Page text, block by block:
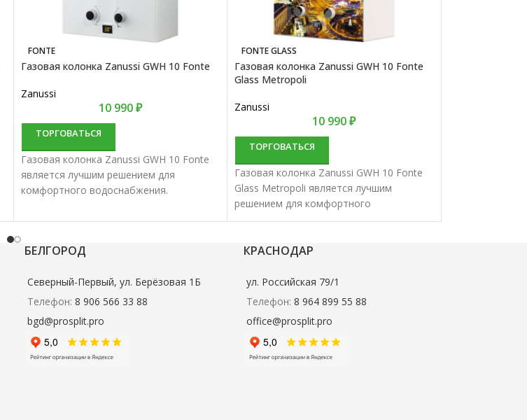
FONTE
Газовая колонка Zanussi GWH 10 Fonte
Zanussi
10 990₽
ТОРГОВАТЬСЯ
Газовая колонка Zanussi GWH 10 Fonte
является лучшим решением для
комфортного водоснабжения.
характеризуются отменным качеством и
FONTE GLASS
Газовая колонка Zanussi GWH 10 Fonte
Glass Metropoli
Zanussi
10 990₽
ТОРГОВАТЬСЯ
Газовая колонка Zanussi GWH 10 Fonte
Glass Metropoli является лучшим
решением для комфортного
водоснабжения. Водонагреватели
отменным качеством и надежностью.
БЕЛГОРОД
Северный-Первый, ул. Берёзовая 1Б
Телефон: 8 906 566 33 88
bgd@prosplit.pro
КРАСНОДАР
ул. Российская 79/1
Телефон: 8 964 899 55 88
office@prosplit.pro